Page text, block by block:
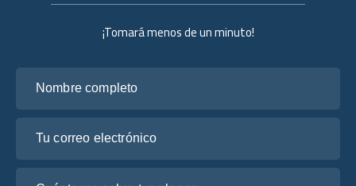
¡Tomará menos de un minuto!